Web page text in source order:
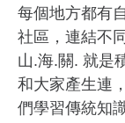
每個地方都有
社區，連結不
山.海.關. 就是
和大家產生連
們學習傳統知